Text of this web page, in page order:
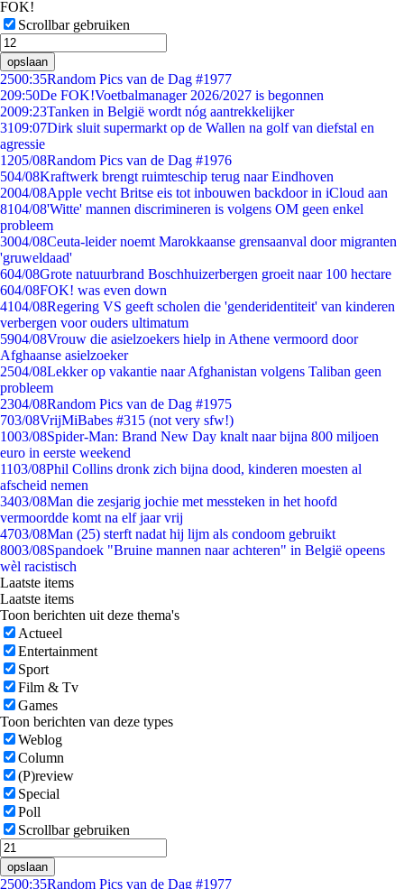
FOK!
Scrollbar gebruiken
opslaan
2500:35Random Pics van de Dag #1977
209:50De FOK!Voetbalmanager 2026/2027 is begonnen
2009:23Tanken in België wordt nóg aantrekkelijker
3109:07Dirk sluit supermarkt op de Wallen na golf van diefstal en
agressie
1205/08Random Pics van de Dag #1976
504/08Kraftwerk brengt ruimteschip terug naar Eindhoven
2004/08Apple vecht Britse eis tot inbouwen backdoor in iCloud aan
8104/08'Witte' mannen discrimineren is volgens OM geen enkel
probleem
3004/08Ceuta-leider noemt Marokkaanse grensaanval door migranten
'gruweldaad'
604/08Grote natuurbrand Boschhuizerbergen groeit naar 100 hectare
604/08FOK! was even down
4104/08Regering VS geeft scholen die 'genderidentiteit' van kinderen
verbergen voor ouders ultimatum
5904/08Vrouw die asielzoekers hielp in Athene vermoord door
Afghaanse asielzoeker
2504/08Lekker op vakantie naar Afghanistan volgens Taliban geen
probleem
2304/08Random Pics van de Dag #1975
703/08VrijMiBabes #315 (not very sfw!)
1003/08Spider-Man: Brand New Day knalt naar bijna 800 miljoen
euro in eerste weekend
1103/08Phil Collins dronk zich bijna dood, kinderen moesten al
afscheid nemen
3403/08Man die zesjarig jochie met messteken in het hoofd
vermoordde komt na elf jaar vrij
4703/08Man (25) sterft nadat hij lijm als condoom gebruikt
8003/08Spandoek "Bruine mannen naar achteren" in België opeens
wèl racistisch
Laatste items
Laatste items
Toon berichten uit deze thema's
Actueel
Entertainment
Sport
Film & Tv
Games
Toon berichten van deze types
Weblog
Column
(P)review
Special
Poll
Scrollbar gebruiken
opslaan
2500:35Random Pics van de Dag #1977